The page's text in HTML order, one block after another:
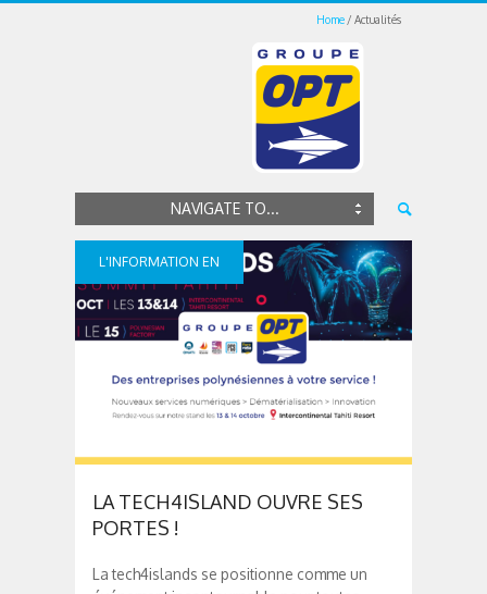
Home Actualités
NAVIGATE TO...
L'INFORMATION EN
CONTINUE
LA TECH4ISLAND OUVRE SES
PORTES !
La tech4islands se positionne comme un